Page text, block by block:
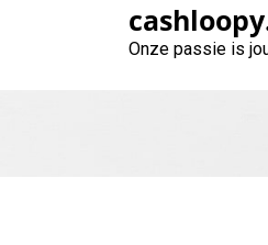
Onze passie is